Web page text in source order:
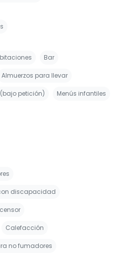
Bar
Almuerzos para llevar
petición) Menús infantiles
discapacidad
Calefacción
no fumadores